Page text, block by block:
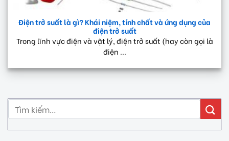
Điện trở suất là gì? Khái niệm, tính chất và ứng dụng của
điện trở suất
Trong lĩnh vực điện và vật lý, điện trở suất (hay còn gọi là
điện ...